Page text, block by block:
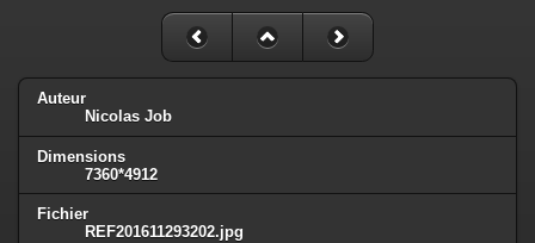
Auteur
Nicolas Job
Dimensions
7360*4912
Fichier
REF201611293202.jpg